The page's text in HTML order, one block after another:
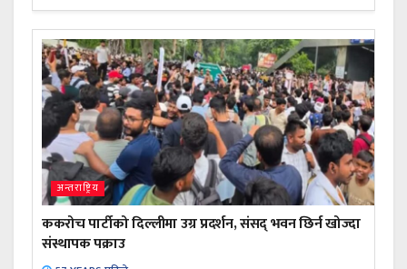
अन्तराष्ट्रिय
ककरोच पार्टीको दिल्लीमा उग्र प्रदर्शन, संसद् भवन छिर्न खोज्दा
संस्थापक पक्राउ